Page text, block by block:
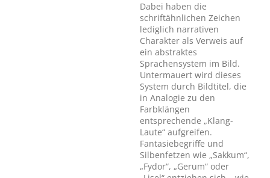
Dabei haben die
schriftähnlichen Zeichen
lediglich narrativen
Charakter als Verweis auf
ein abstraktes
Sprachensystem im Bild.
Untermauert wird dieses
System durch Bildtitel, die
in Analogie zu den
Farbklängen
entsprechende „Klang-
Laute“ aufgreifen.
Fantasiebegriffe und
Silbenfetzen wie „Sakkum“,
„Fydor“, „Gerum“ oder